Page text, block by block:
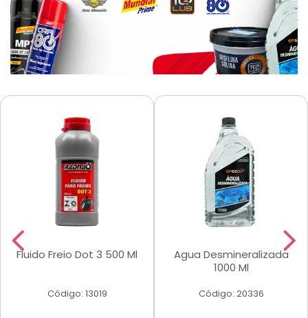
Fluido Freio Dot 3 500 Ml
Código: 13019
Agua Desmineralizada
1000 Ml
Código: 20336